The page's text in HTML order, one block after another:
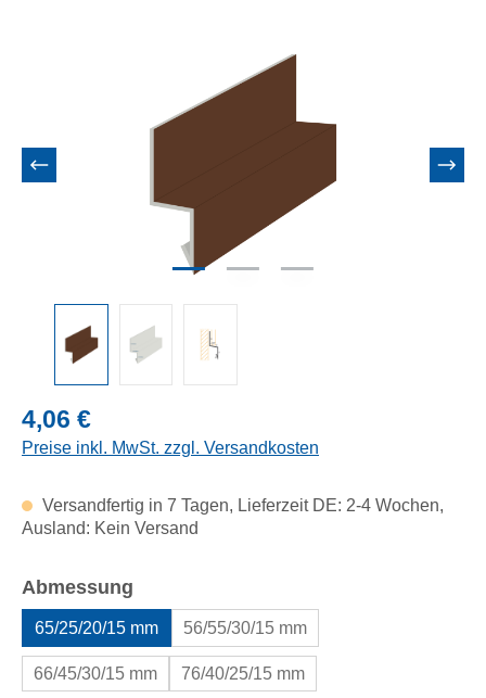
Regulärer Preis:
4,06 €
Preise inkl. MwSt. zzgl. Versandkosten
Versandfertig in 7 Tagen, Lieferzeit DE: 2-4 Wochen,
Ausland: Kein Versand
Abmessung
65/25/20/15 mm 56/55/30/15 mm
66/45/30/15 mm 76/40/25/15 mm